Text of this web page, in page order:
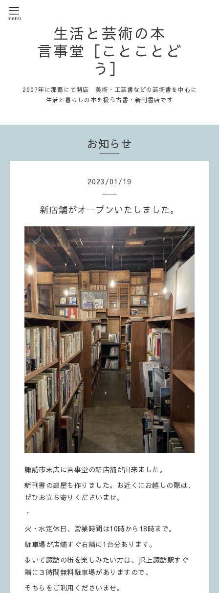
生活と芸術の本
言事堂［ことことど
う］
2007年に那覇にて開店 美術・工芸書などの芸術書を中心に
生活と暮らしの本を扱う古書・新刊書店です
お知らせ
2023 /01 /19
新店舗がオープンいたしました。
諏訪市末広に言事堂の新店舗が出来ました。
新刊書の部屋も作りました。お近くにお越しの際は、
ぜひお立ち寄りくださいませ。
・
火・水定休日、営業時間は10時から18時まで。
駐車場が店舗すぐ右隣に1台分あります。
歩いて諏訪の街を楽しみたい方は、JR上諏訪駅すぐ
隣に３時間無料駐車場がありますので、
そちらをご利用くださいませ。